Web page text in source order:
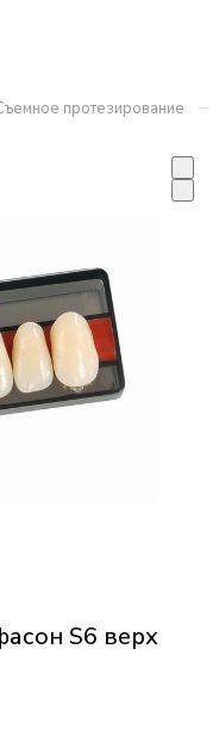
протезирование –
S6 верх